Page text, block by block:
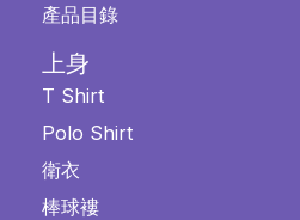
產品目錄
上身
T Shirt
Polo Shirt
衛衣
棒球褸